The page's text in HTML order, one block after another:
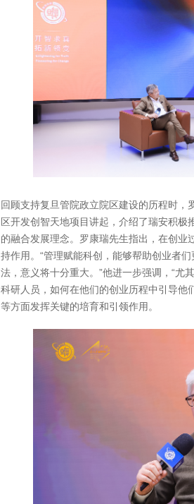
回顾支持复旦管院政立院区建设的历程时，
区开发创智天地项目讲起，介绍了瑞安积极
的融合发展理念。罗康瑞先生指出，在创业
持作用。“管理赋能科创，能够帮助创业者
法，意义将十分重大。”他进一步强调，“尤
科研人员，如何在他们的创业历程中引导他
等方面发挥关键的培育和引领作用。